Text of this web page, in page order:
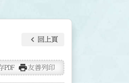
keyboard_arrow_left 回上頁
PDF print友善列印